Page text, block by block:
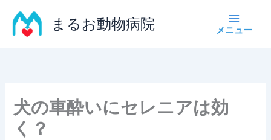
ス
まるお動物病院
犬の車酔いにセレニアは効
く？